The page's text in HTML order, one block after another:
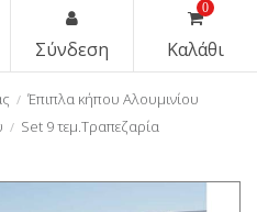
Σύνδεση
0
Καλάθι
Έπιπλα κήπου Αλουμινίου
Set 9 τεμ.Τραπεζαρία